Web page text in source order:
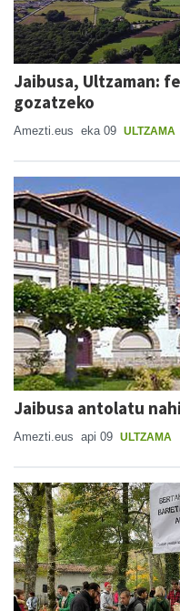
Jaibusa, Ultzaman:
gozatzeko
Amezti.eus eka 09 ULTZAMA
Jaibusa antolatu
Amezti.eus api 09 ULTZAMA